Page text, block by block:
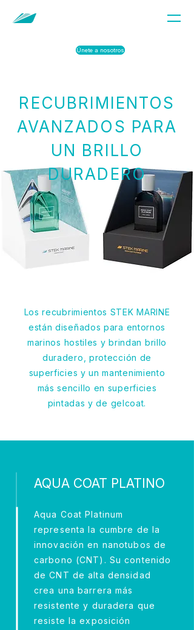
Únete a nosotros
RECUBRIMIENTOS
AVANZADOS PARA
UN BRILLO
DURADERO
Los recubrimientos STEK MARINE
están diseñados para entornos
marinos hostiles y brindan brillo
duradero, protección de
superficies y un mantenimiento
más sencillo en superficies
pintadas y de gelcoat.
AQUA COAT PLATINO
Aqua Coat Platinum
representa la cumbre de la
innovación en nanotubos de
carbono (CNT). Su contenido
de CNT de alta densidad
crea una barrera más
resistente y duradera que
resiste la exposición